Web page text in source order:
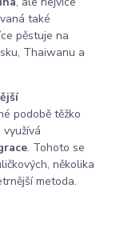
také
pěstuje na
Thaiwanu a
podobě těžko
. Tohoto se
několika
metoda.